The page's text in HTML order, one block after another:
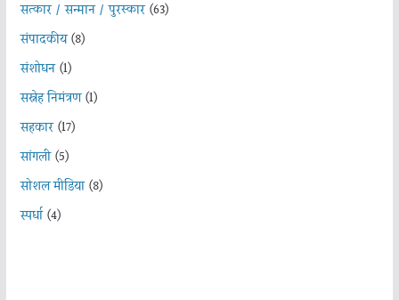
सत्कार / सन्मान / पुरस्कार(63)
संपादकीय(8)
संशोधन(1)
सस्नेह निमंत्रण(1)
सहकार(17)
सांगली(5)
सोशल मीडिया(8)
स्पर्धा(4)